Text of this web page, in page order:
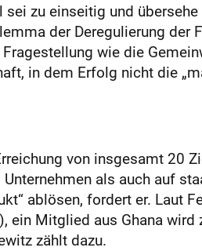
zu einseitig und
der Deregulierung
wie die
in dem Erfolg nicht die
von insgesamt 20
als auch auf
ablösen, fordert er. Laut
ein Mitglied aus Ghana
zählt dazu.